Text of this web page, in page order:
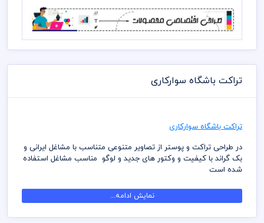
تراکت باشگاه سوارکاری
تراکت باشگاه سوارکاری
در طراحی تراکت و پوستر از تصاویر متنوعی متناسب با مشاغل ایرانی و
بک گراند با کیفیت و وکتور های جدید و لوگو مناسب مشاغل استفاده
شده است
در طراحی تراکت و پوستر لایه باز از متنوع ترین رنگ و دیزاین بصورت
لایه باز استفاده شده که شما بتوانید لایه های مختلف تراکت را به
نمایش ادامه...